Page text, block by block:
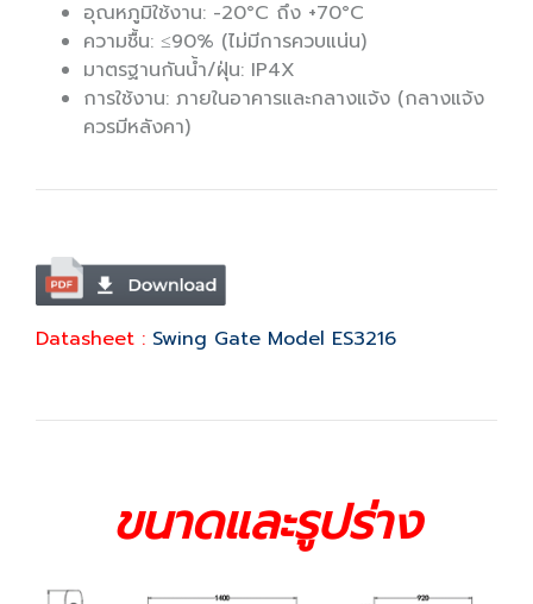
อุณหภูมิใช้งาน: -20°C ถึง +70°C
ความชื้น: ≤90% (ไม่มีการควบแน่น)
มาตรฐานกันน้ำ/ฝุ่น: IP4X
การใช้งาน: ภายในอาคารและกลางแจ้ง (กลางแจ้ง
ควรมีหลังคา)
Datasheet : Swing Gate Model ES3216
ขนาดและรูปร่าง